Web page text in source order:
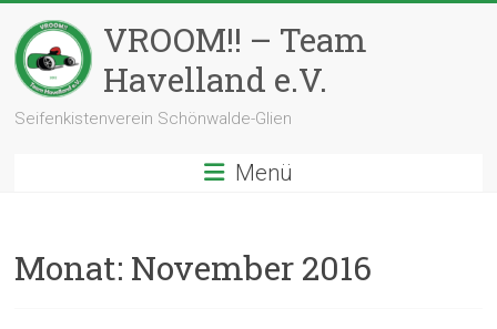
Inhalt
springen
VROOM!! – Team
Havelland e.V.
Seifenkistenverein Schönwalde-Glien
Menü
Monat: November 2016